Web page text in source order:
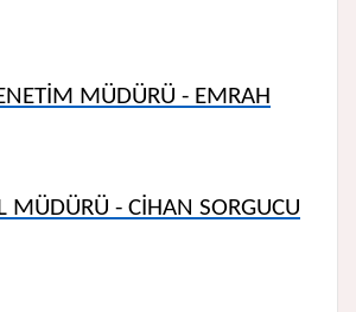
MÜDÜRÜ - EMRAH
MÜDÜRÜ - CİHAN SORGUCU